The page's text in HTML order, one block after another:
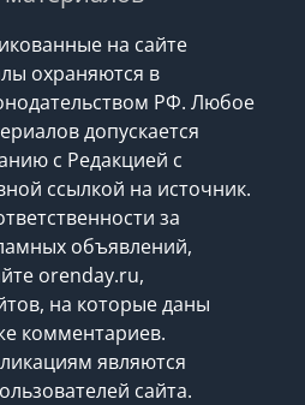
на сайте
охраняются в
РФ. Любое
допускается
с Редакцией с
ссылкой на источник.
за
объявлений,
orenday.ru,
на которые даны
комментариев.
являются
сайта.